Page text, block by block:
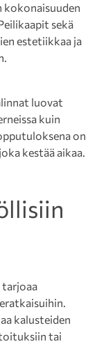
sekä
estetiikkaa ja
luovat
kuin
on
kestää aikaa.
tarjoaa
kalusteiden
tai